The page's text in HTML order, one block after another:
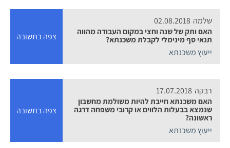
שלמה 02.08.2018
האם ותק של שנה וחצי במקום העבודה מהווה
תנאי סף מינימלי לקבלת משכנתא?
ייעוץ משכנתא
צפה בתשובה
רבקה 17.07.2018
האם משכנתא חייבת להיות משולמת מחשבון
שנמצא בבעלות הלווים או קרובי משפחה דרגה
ראשונה?
ייעוץ משכנתא
צפה בתשובה